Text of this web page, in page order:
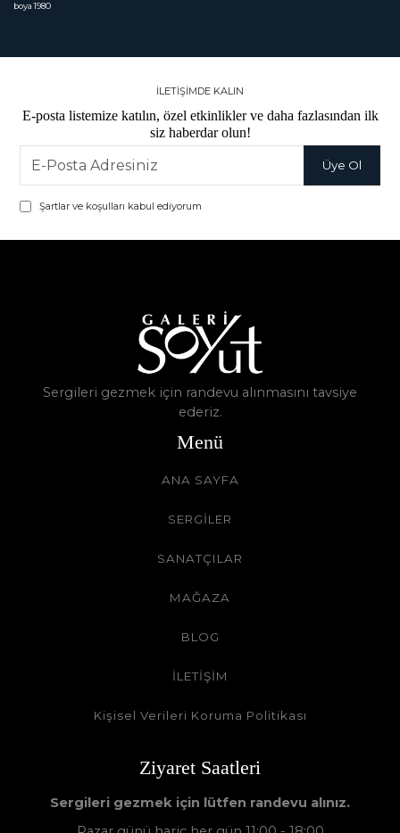
boya 1980
İLETİŞİMDE KALIN
E-posta listemize katılın, özel etkinlikler ve daha fazlasından ilk
siz haberdar olun!
Şartlar ve koşulları kabul ediyorum
Sergileri gezmek için randevu alınmasını tavsiye
ederiz.
Menü
ANA SAYFA
SERGİLER
SANATÇILAR
MAĞAZA
BLOG
İLETİŞİM
Kişisel Verileri Koruma Politikası
Ziyaret Saatleri
Sergileri gezmek için lütfen randevu alınız.